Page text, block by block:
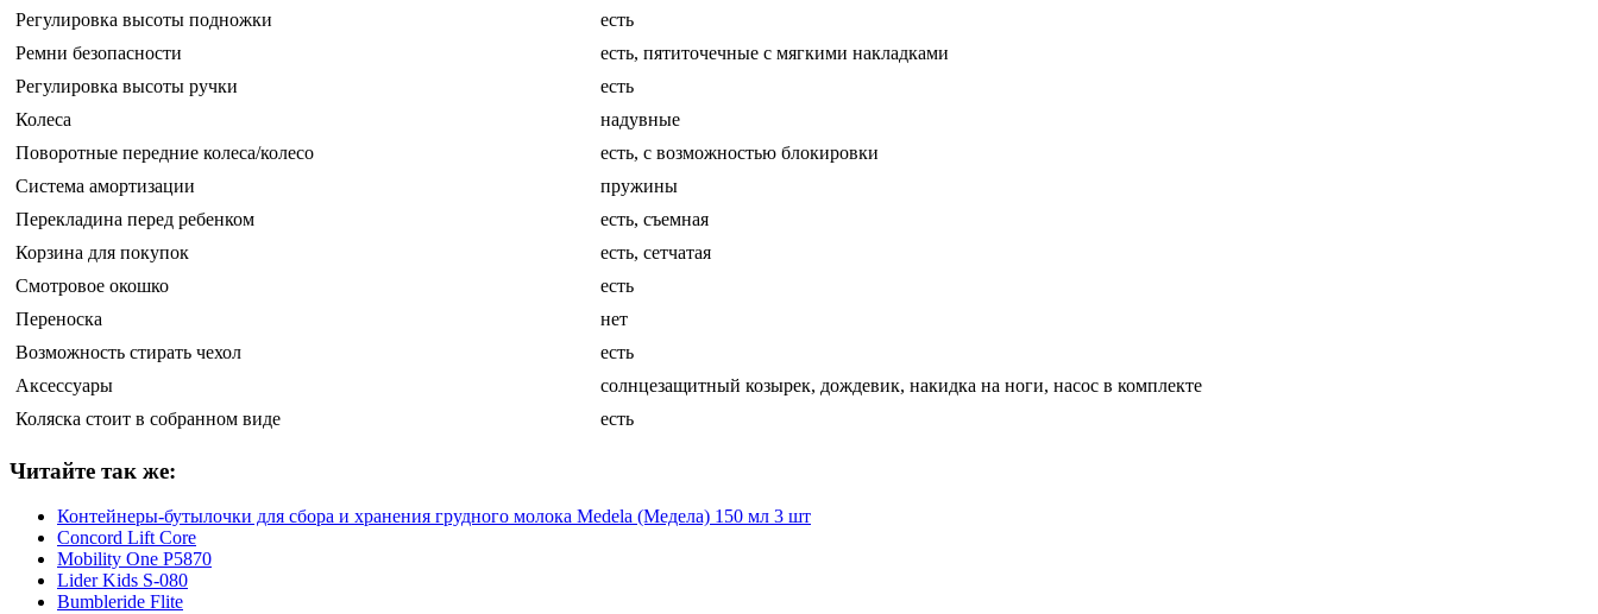
Регулировка высоты подножки
есть
Ремни безопасности
есть, пятиточечные с мягкими накладками
Регулировка высоты ручки
есть
Колеса
надувные
Поворотные передние колеса/колесо
есть, с возможностью блокировки
Система амортизации
пружины
Перекладина перед ребенком
есть, съемная
Корзина для покупок
есть, сетчатая
Смотровое окошко
есть
Переноска
нет
Возможность стирать чехол
есть
Аксессуары
солнцезащитный козырек, дождевик, накидка на ноги, насос в комплекте
Коляска стоит в собранном виде
есть
Читайте так же:
Контейнеры-бутылочки для сбора и хранения грудного молока Medela (Медела) 150 мл 3 шт
Concord Lift Core
Mobility One P5870
Lider Kids S-080
Bumbleride Flite